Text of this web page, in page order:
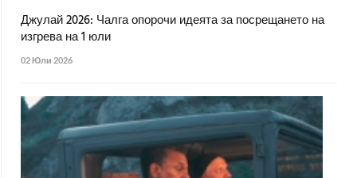
Джулай 2026: Чалга опорочи идеята за посрещането на
изгрева на 1 юли
02 Юли 2026